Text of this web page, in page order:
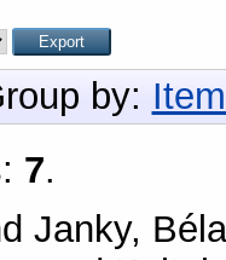
by:
7.
Janky, Béla